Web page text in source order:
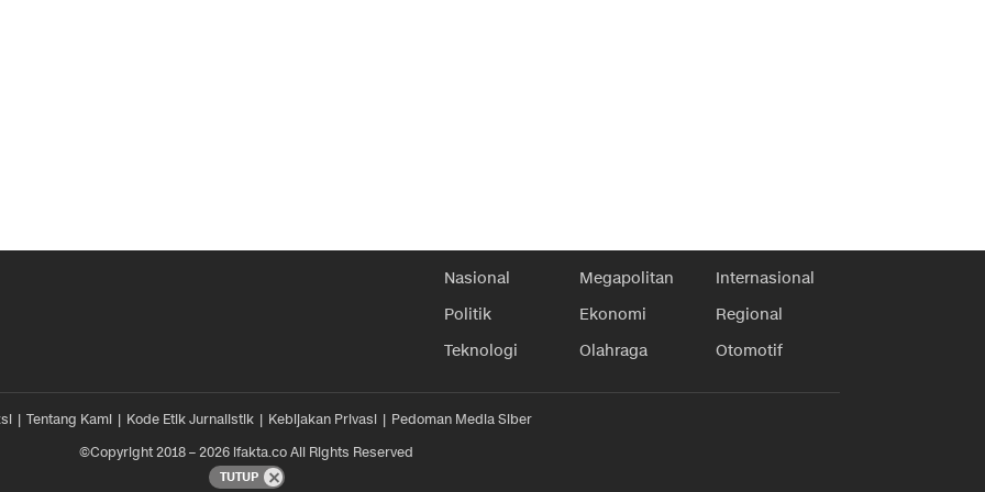
Nasional Megapolitan
Internasional
Politik
Ekonomi
Regional
Teknologi
Olahraga Otomotif
Tentang Kami Kode Etik Jurnalistik Kebijakan Privasi
Pedoman Media Siber
©Copyright 2018 – 2026 ifakta.co All Rights Reserved
TUTUP